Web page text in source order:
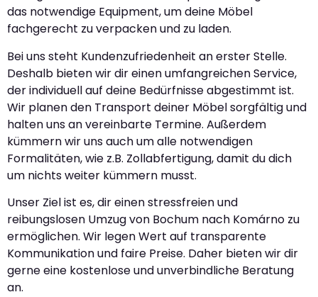
das notwendige Equipment, um deine Möbel
fachgerecht zu verpacken und zu laden.
Bei uns steht Kundenzufriedenheit an erster Stelle.
Deshalb bieten wir dir einen umfangreichen Service,
der individuell auf deine Bedürfnisse abgestimmt ist.
Wir planen den Transport deiner Möbel sorgfältig und
halten uns an vereinbarte Termine. Außerdem
kümmern wir uns auch um alle notwendigen
Formalitäten, wie z.B. Zollabfertigung, damit du dich
um nichts weiter kümmern musst.
Unser Ziel ist es, dir einen stressfreien und
reibungslosen Umzug von Bochum nach Komárno zu
ermöglichen. Wir legen Wert auf transparente
Kommunikation und faire Preise. Daher bieten wir dir
gerne eine kostenlose und unverbindliche Beratung
an.